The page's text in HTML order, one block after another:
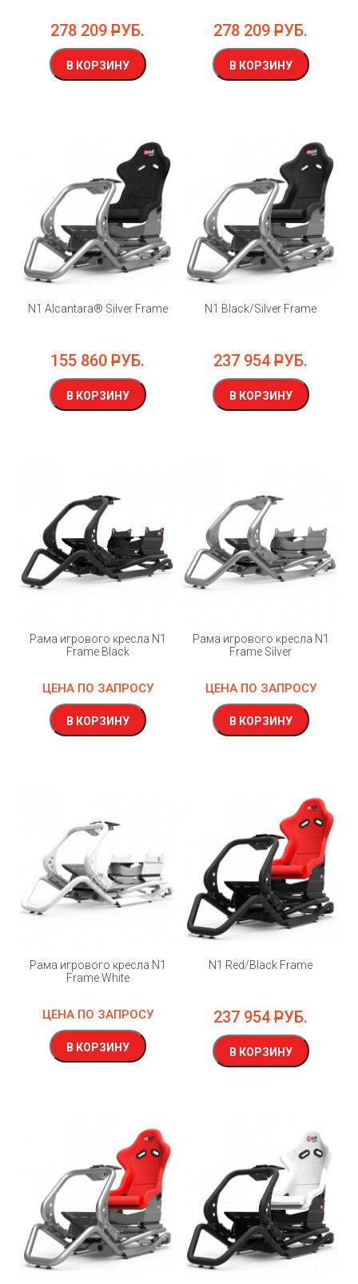
278 209 РУБ.
В КОРЗИНУ
278 209 РУБ.
В КОРЗИНУ
N1 Alcantara® Silver Frame
155 860 РУБ.
В КОРЗИНУ
N1 Black/Silver Frame
237 954 РУБ.
В КОРЗИНУ
Рама игрового кресла N1
Frame Black
ЦЕНА ПО ЗАПРОСУ
В КОРЗИНУ
Рама игрового кресла N1
Frame Silver
ЦЕНА ПО ЗАПРОСУ
В КОРЗИНУ
Рама игрового кресла N1
Frame White
ЦЕНА ПО ЗАПРОСУ
В КОРЗИНУ
N1 Red/Black Frame
237 954 РУБ.
В КОРЗИНУ